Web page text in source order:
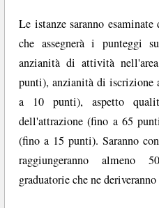
Le istanze saranno
che assegnerà i punteggi
anzianità di attività
punti), anzianità di iscrizione
a 10 punti), aspetto
dell'attrazione (fino a 65
(fino a 15 punti). Saranno
raggiungeranno almeno
graduatorie che ne